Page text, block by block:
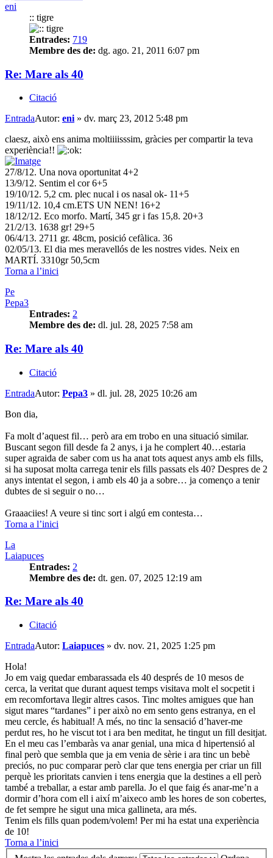
eni
:: tigre
Entrades: 719
Membre des de: dg. ago. 21, 2011 6:07 pm
Re: Mare als 40
Citació
EntradaAutor: eni » dv. març 23, 2012 5:48 pm
claesz, això ens anima moltiiiisssim, gràcies per compartir la teva
experiència!!
27/8/12. Una nova oportunitat 4+2
13/9/12. Sentim el cor 6+5
19/10/12. 5,2 cm. plec nucal i os nasal ok- 11+5
19/11/12. 10,4 cm.ETS UN NEN! 16+2
18/12/12. Eco morfo. Martí, 345 gr i fas 15,8. 20+3
21/2/13. 1638 gr! 29+5
06/4/13. 2711 gr. 48cm, posició cefàlica. 36
02/05/13. El dia mes meravellós de les nostres vides. Neix en
MARTÍ. 3310gr 50,5cm
Torna a l’inici
Pe
Pepa3
Entrades: 2
Membre des de: dl. jul. 28, 2025 7:58 am
Re: Mare als 40
Citació
EntradaAutor: Pepa3 » dl. jul. 28, 2025 10:26 am
Bon dia,
Fa molt d’aquest fil… però ara em trobo en una situació similar.
Buscant segon fill desde fa 2 anys, i ja he complert 40…estaria
super agraida de saber com us ha anat tots aquest anys amb els fills,
si ha suposat molta carrega tenir els fills passats els 40? Despres de 2
anys intentat el segon, i amb els 40 ja a sobre… ja començo a tenir
dubtes de si seguir o no…
Graaaciies! A veure si tinc sort i algú em contesta…
Torna a l’inici
La
Laiapuces
Entrades: 2
Membre des de: dt. gen. 07, 2025 12:19 am
Re: Mare als 40
Citació
EntradaAutor: Laiapuces » dv. nov. 21, 2025 1:25 pm
Hola!
Jo em vaig quedar embarassada els 40 després de 10 mesos de
cerca, la veritat que durant aquest temps visitava molt el socpetit i
em recomfortava llegir altres casos. Tinc moltes amigues que han
sigut mares “tardanes” i per això no em sento gens estranya, en el
meu cercle, és habitual! A més, no tinc la sensació d’haver-me
perdut res, ho he viscut tot i ara ben meditat, he tingut un fill desitjat.
En el meu cas l’embaràs va anar genial, una mica d hipertensió al
final però que sembla que ja em venia de sèrie i ara tinc un bebè
preciós, no puc comparar però clar que tens energia per criar un fill
perquè les prioritats canvien i tens energia que la destines a ell però
també a treballar, a estar amb parella. Jo el que faig és anar-me’n a
dormir d’hora com ell i així m’aixeco amb les hores de son cobertes,
de fet sempre he sigut una mica gallineta, ara més.
Tenim els fills quan podem/volem! Per mi ha estat una experiència
de 10!
Torna a l’inici